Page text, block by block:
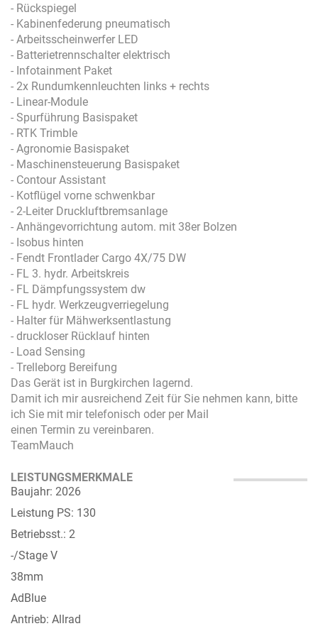
- Rückspiegel
- Kabinenfederung pneumatisch
- Arbeitsscheinwerfer LED
- Batterietrennschalter elektrisch
- Infotainment Paket
- 2x Rundumkennleuchten links + rechts
- Linear-Module
- Spurführung Basispaket
- RTK Trimble
- Agronomie Basispaket
- Maschinensteuerung Basispaket
- Contour Assistant
- Kotflügel vorne schwenkbar
- 2-Leiter Druckluftbremsanlage
- Anhängevorrichtung autom. mit 38er Bolzen
- Isobus hinten
- Fendt Frontlader Cargo 4X/75 DW
- FL 3. hydr. Arbeitskreis
- FL Dämpfungssystem dw
- FL hydr. Werkzeugverriegelung
- Halter für Mähwerksentlastung
- druckloser Rücklauf hinten
- Load Sensing
- Trelleborg Bereifung
Das Gerät ist in Burgkirchen lagernd.
Damit ich mir ausreichend Zeit für Sie nehmen kann, bitte
ich Sie mit mir telefonisch oder per Mail
einen Termin zu vereinbaren.
TeamMauch
LEISTUNGSMERKMALE
Baujahr: 2026
Leistung PS: 130
Betriebsst.: 2
-/Stage V
38mm
AdBlue
Antrieb: Allrad